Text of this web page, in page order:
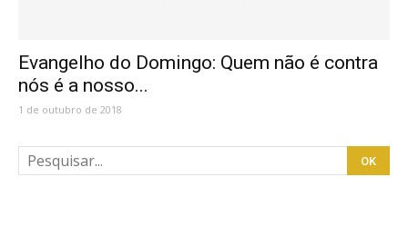
Evangelho do Domingo: Quem não é contra
nós é a nosso...
1 de outubro de 2018